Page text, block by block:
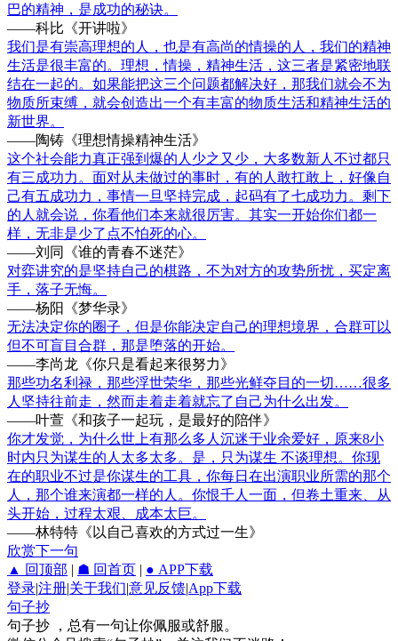
巴的精神，是成功的秘诀。
——科比《开讲啦》
我们是有崇高理想的人，也是有高尚的情操的人，我们的精神
生活是很丰富的。理想，情操，精神生活，这三者是紧密地联
结在一起的。如果能把这三个问题都解决好，那我们就会不为
物质所束缚，就会创造出一个有丰富的物质生活和精神生活的
新世界。
——陶铸《理想情操精神生活》
这个社会能力真正强到爆的人少之又少，大多数新人不过都只
有三成功力。面对从未做过的事时，有的人敢扛敢上，好像自
己有五成功力，事情一旦坚持完成，起码有了七成功力。剩下
的人就会说，你看他们本来就很厉害。其实一开始你们都一
样，无非是少了点不怕死的心。
——刘同《谁的青春不迷茫》
对弈讲究的是坚持自己的棋路，不为对方的攻势所扰，买定离
手，落子无悔。
——杨阳《梦华录》
无法决定你的圈子，但是你能决定自己的理想境界，合群可以
但不可盲目合群，那是堕落的开始。
——李尚龙《你只是看起来很努力》
那些功名利禄，那些浮世荣华，那些光鲜夺目的一切……很多
人坚持往前走，然而走着走着就忘了自己为什么出发。
——叶萱《和孩子一起玩，是最好的陪伴》
你才发觉，为什么世上有那么多人沉迷于业余爱好，原来8小
时内只为谋生的人太多太多。是，只为谋生 不谈理想。你现
在的职业不过是你谋生的工具，你每日在出演职业所需的那个
人，那个谁来演都一样的人。你恨千人一面，但卷土重来、从
头开始，过程太艰、成本太巨。
——林特特《以自己喜欢的方式过一生》
欣赏下一句
▲ 回顶部 | ☗ 回首页 | ● APP下载
登录|注册|关于我们|意见反馈|App下载
句子抄
句子抄 ，总有一句让你佩服或舒服。